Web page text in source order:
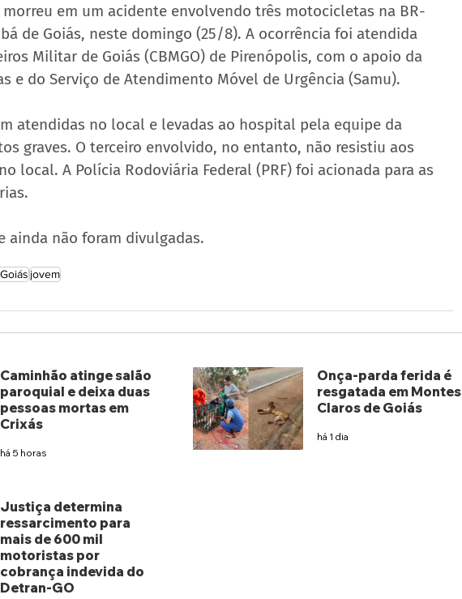
morreu em um acidente envolvendo três motocicletas na BR-
de Goiás, neste domingo (25/8). A ocorrência foi atendida
Militar de Goiás (CBMGO) de Pirenópolis, com o apoio da
e do Serviço de Atendimento Móvel de Urgência (Samu).
atendidas no local e levadas ao hospital pela equipe da
graves. O terceiro envolvido, no entanto, não resistiu aos
local. A Polícia Rodoviária Federal (PRF) foi acionada para as
ainda não foram divulgadas.
jovem
Caminhão atinge salão
paroquial e deixa duas
pessoas mortas em
Crixás
há 5 horas
Onça-parda ferida é
resgatada em Montes
Claros de Goiás
há 1 dia
Justiça determina
ressarcimento para
mais de 600 mil
motoristas por
cobrança indevida do
Detran-GO